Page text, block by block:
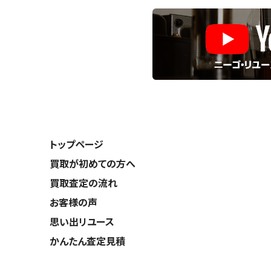
トップページ
買取が初めての方へ
買取査定の流れ
お客様の声
思い出リユース
かんたん査定見積